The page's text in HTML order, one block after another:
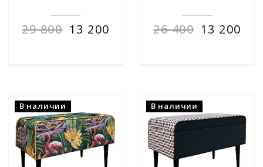
29 800 13 200 26 400 13 200
В наличии В наличии